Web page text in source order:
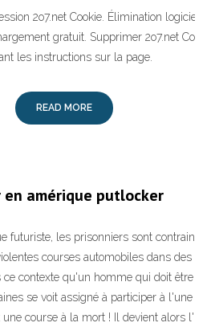
2o7.net Cookie. Élimination logiciels
gratuit. Supprimer 2o7.net
les instructions sur la page.
READ MORE
en amérique putlocker
futuriste, les prisonniers sont contraints
courses automobiles dans des
ce contexte qu'un homme qui doit être
se voit assigné à participer à l'une de
course à la mort ! Il devient alors l'un